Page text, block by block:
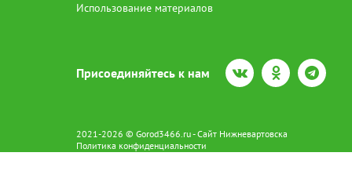
Использование материалов
Присоединяйтесь к нам
2021-2026 © Gorod3466.ru - Сайт Нижневартовска
Политика конфиденциальности